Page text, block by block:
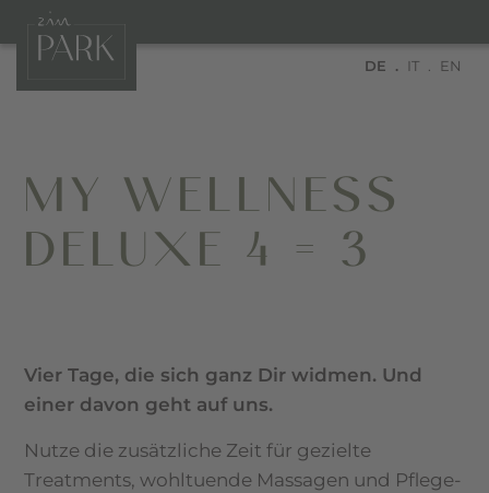
DE IT EN
MY WELLNESS
DELUXE 4 = 3
Vier Tage, die sich ganz Dir widmen. Und
einer davon geht auf uns.
Nutze die zusätzliche Zeit für gezielte
Treatments, wohltuende Massagen und Pflege-